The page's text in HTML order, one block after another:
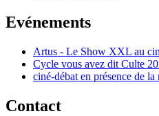
Evénements
Artus - Le Show XXL au
Cycle vous avez dit Culte
ciné-débat en présence de
Contact